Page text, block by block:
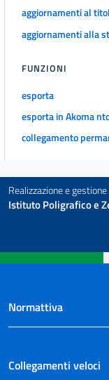
aggiornamenti al
aggiornamenti alla
FUNZIONI
esporta
esporta in Akoma
collegamento
Realizzazione e gestione
Istituto Poligrafico e
Normattiva
Collegamenti veloci